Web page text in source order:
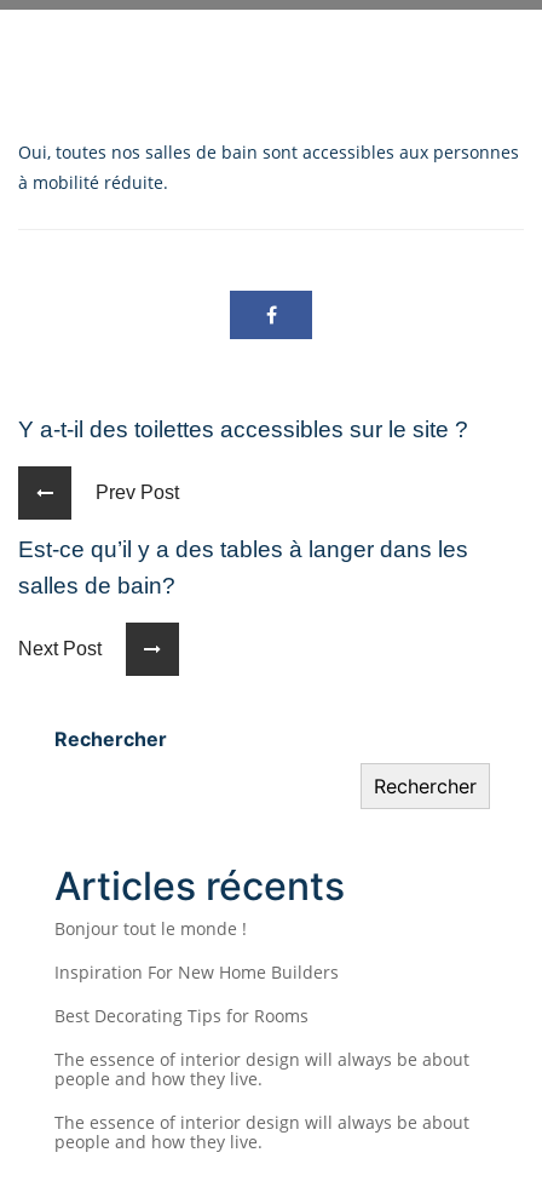
Oui, toutes nos salles de bain sont accessibles aux personnes
à mobilité réduite.
Y a-t-il des toilettes accessibles sur le site ?
Prev Post
Est-ce qu’il y a des tables à langer dans les
salles de bain?
Next Post
Rechercher
Rechercher
Articles récents
Bonjour tout le monde !
Inspiration For New Home Builders
Best Decorating Tips for Rooms
The essence of interior design will always be about
people and how they live.
The essence of interior design will always be about
people and how they live.